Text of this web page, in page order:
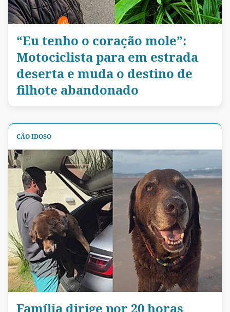
“Eu tenho o coração mole”:
Motociclista para em estrada
deserta e muda o destino de
filhote abandonado
CÃO IDOSO
Família dirige por 20 horas